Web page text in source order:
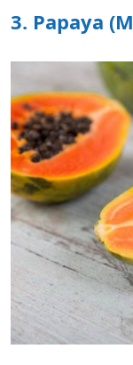
3. Papaya